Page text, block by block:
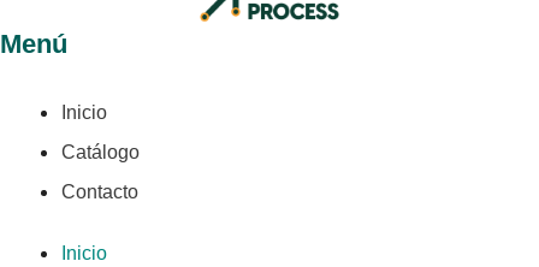
Menú
Inicio
Catálogo
Contacto
Inicio